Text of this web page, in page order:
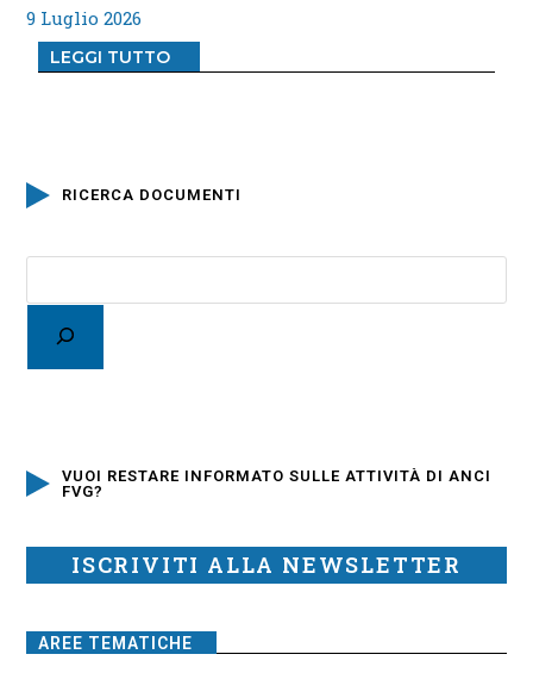
9 Luglio 2026
LEGGI TUTTO
RICERCA DOCUMENTI
VUOI RESTARE INFORMATO SULLE ATTIVITÀ DI ANCI
FVG?
ISCRIVITI ALLA NEWSLETTER
AREE TEMATICHE